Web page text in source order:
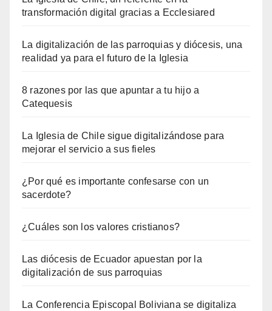
transformación digital gracias a Ecclesiared
La digitalización de las parroquias y diócesis, una
realidad ya para el futuro de la Iglesia
8 razones por las que apuntar a tu hijo a
Catequesis
La Iglesia de Chile sigue digitalizándose para
mejorar el servicio a sus fieles
¿Por qué es importante confesarse con un
sacerdote?
¿Cuáles son los valores cristianos?
Las diócesis de Ecuador apuestan por la
digitalización de sus parroquias
La Conferencia Episcopal Boliviana se digitaliza